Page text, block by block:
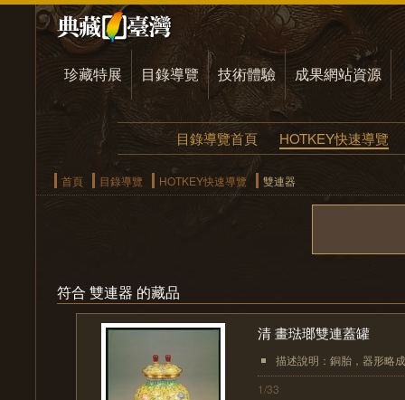
珍藏特展 目錄導覽 技術體驗 成果網站資源
目錄導覽首頁 HOTKEY快速導覽
首頁 目錄導覽 HOTKEY快速導覽 雙連器
符合 雙連器 的藏品
清 畫琺瑯雙連蓋罐
描述說明：銅胎，器形略
1/33